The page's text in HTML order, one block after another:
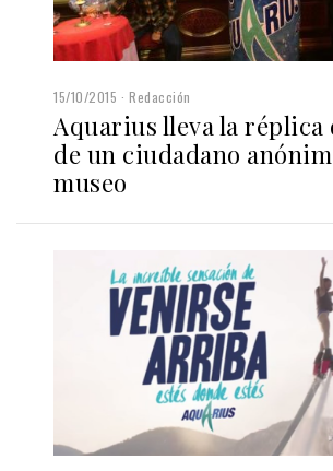
15/10/2015 Redacción
Aquarius lleva la réplica
de un ciudadano
museo